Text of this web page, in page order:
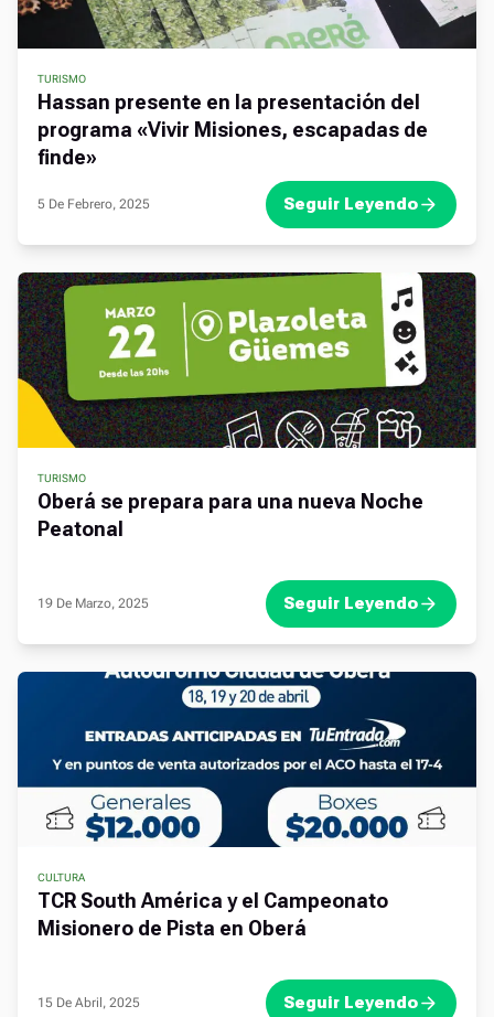
TURISMO
Hassan presente en la presentación del
programa «Vivir Misiones, escapadas de
finde»
5 De Febrero, 2025 Seguir Leyendo
TURISMO
Oberá se prepara para una nueva Noche
Peatonal
19 De Marzo, 2025 Seguir Leyendo
CULTURA
TCR South América y el Campeonato
Misionero de Pista en Oberá
15 De Abril, 2025 Seguir Leyendo